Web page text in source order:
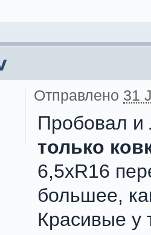
Отправлено 31
Пробовал и
только
6,5хR16
большее,
Красивые у